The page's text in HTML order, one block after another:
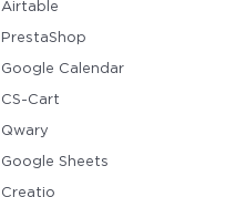
Airtable
PrestaShop
Google Calendar
CS-Cart
Qwary
Google Sheets
Creatio